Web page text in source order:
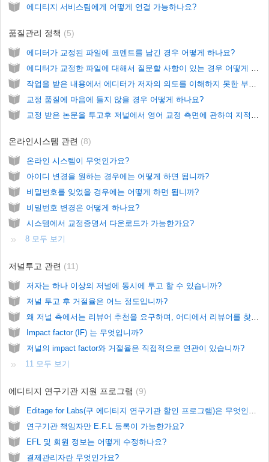
에디티지 서비스팀에게 어떻게 연결 가능하나요?
품질관리 정책 5
에디터가 교정된 파일에 코멘트를 남긴 경우 어떻게 하나요?
에디터가 교정한 파일에 대해서 질문할 사항이 있는 경우 어떻게 하나요?
작업을 받은 내용에서 에디터가 저자의 의도를 이해하지 못한 부분이 발견되었을 때는 어떻게 하나요?
교정 품질에 마음에 들지 않을 경우 어떻게 하나요?
교정 받은 논문을 투고후 저널에서 영어 교정 측면에 관하여 지적을 받았을 경우 어떻게 하나요?
온라인시스템 관련 8
온라인 시스템이 무엇인가요?
아이디 변경을 원하는 경우에는 어떻게 하면 됩니까?
비밀번호를 잊었을 경우에는 어떻게 하면 됩니까?
비밀번호 변경은 어떻게 하나요?
시스템에서 교정증명서 다운로드가 가능한가요?
8 모두 보기
저널투고 관련 11
저자는 하나 이상의 저널에 동시에 투고 할 수 있습니까?
저널 투고 후 거절율은 어느 정도입니까?
왜 저널 측에서는 리뷰어 추천을 요구하며, 어디에서 리뷰어를 찾아야합니까?
Impact factor (IF) 는 무엇입니까?
저널의 impact factor와 거절율은 직접적으로 연관이 있습니까?
11 모두 보기
에디티지 연구기관 지원 프로그램 9
Editage for Labs(구 에디티지 연구기관 할인 프로그램)은 무엇인가요?
연구기관 책임자만 E.F.L 등록이 가능한가요?
EFL 및 회원 정보는 어떻게 수정하나요?
결제관리자란 무엇인가요?